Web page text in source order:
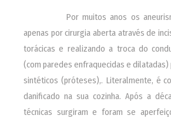
Por muitos anos os
apenas por cirurgia aberta através de
torácicas e realizando a troca do
(com paredes enfraquecidas e dilatadas)
sintéticos (próteses),. Literalmente, é
danificado na sua cozinha. Após a
técnicas surgiram e foram se